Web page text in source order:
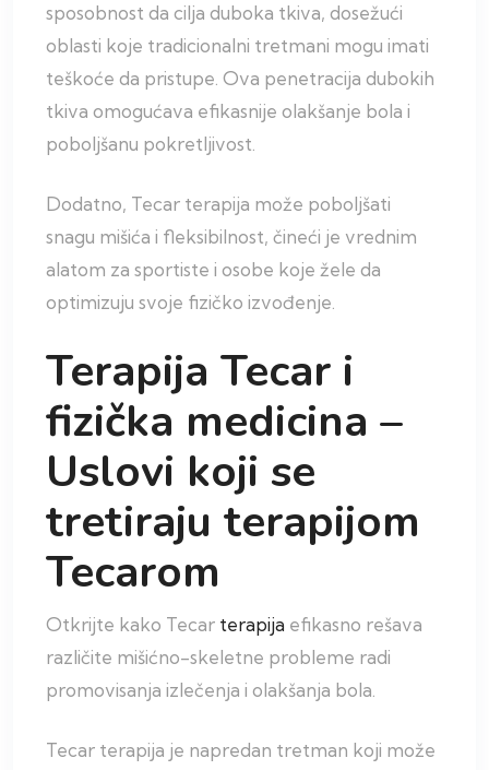
sposobnost da cilja duboka tkiva, dosežući
oblasti koje tradicionalni tretmani mogu imati
teškoće da pristupe. Ova penetracija dubokih
tkiva omogućava efikasnije olakšanje bola i
poboljšanu pokretljivost.
Dodatno, Tecar terapija može poboljšati
snagu mišića i fleksibilnost, čineći je vrednim
alatom za sportiste i osobe koje žele da
optimizuju svoje fizičko izvođenje.
Terapija Tecar i
fizička medicina –
Uslovi koji se
tretiraju terapijom
Tecarom
Otkrijte kako Tecar terapija efikasno rešava
različite mišićno-skeletne probleme radi
promovisanja izlečenja i olakšanja bola.
Tecar terapija je napredan tretman koji može